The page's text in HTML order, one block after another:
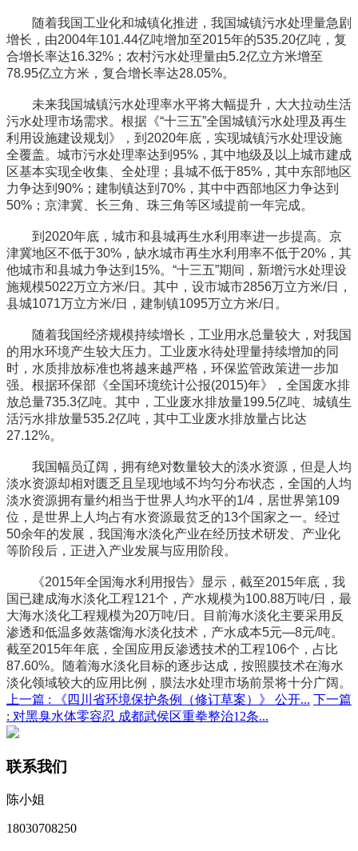
随着我国工业化和城镇化推进，我国城镇污水处理量急剧
增长，由2004年101.44亿吨增加至2015年的535.20亿吨，复
合增长率达16.32%；农村污水处理量由5.2亿立方米增至
78.95亿立方米，复合增长率达28.05%。
未来我国城镇污水处理率水平将大幅提升，大大拉动生活
污水处理市场需求。根据《“十三五”全国城镇污水处理及再生
利用设施建设规划》，到2020年底，实现城镇污水处理设施
全覆盖。城市污水处理率达到95%，其中地级及以上城市建成
区基本实现全收集、全处理；县城不低于85%，其中东部地区
力争达到90%；建制镇达到70%，其中中西部地区力争达到
50%；京津冀、长三角、珠三角等区域提前一年完成。
到2020年底，城市和县城再生水利用率进一步提高。京
津冀地区不低于30%，缺水城市再生水利用率不低于20%，其
他城市和县城力争达到15%。“十三五”期间，新增污水处理设
施规模5022万立方米/日。其中，设市城市2856万立方米/日，
县城1071万立方米/日，建制镇1095万立方米/日。
随着我国经济规模持续增长，工业用水总量较大，对我国
的用水环境产生较大压力。工业废水待处理量持续增加的同
时，水质排放标准也将越来越严格，环保监管政策进一步加
强。根据环保部《全国环境统计公报(2015)年》，全国废水排
放总量735.3亿吨。其中，工业废水排放量199.5亿吨、城镇生
活污水排放量535.2亿吨，其中工业废水排放量占比达
27.12%。
我国幅员辽阔，拥有绝对数量较大的淡水资源，但是人均
淡水资源却相对匮乏且呈现地域不均匀分布状态，全国的人均
淡水资源拥有量约相当于世界人均水平的1/4，居世界第109
位，是世界上人均占有水资源最贫乏的13个国家之一。经过
50余年的发展，我国海水淡化产业在经历技术研发、产业化
等阶段后，正进入产业发展与应用阶段。
《2015年全国海水利用报告》显示，截至2015年底，我
国已建成海水淡化工程121个，产水规模为100.88万吨/日，最
大海水淡化工程规模为20万吨/日。目前海水淡化主要采用反
渗透和低温多效蒸馏海水淡化技术，产水成本5元—8元/吨。
截至2015年年底，全国应用反渗透技术的工程106个，占比
87.60%。随着海水淡化目标的逐步达成，按照膜技术在海水
淡化领域较大的应用比例，膜法水处理市场前景将十分广阔。
上一篇 :
《四川省环境保护条例（修订草案）》 公开... 下一篇
: 对黑臭水体零容忍 成都武侯区重拳整治12条...
联系我们
陈小姐
18030708250